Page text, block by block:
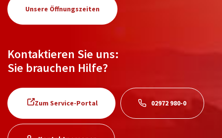
Unsere Öffnungszeiten
Kontaktieren Sie uns:
Sie brauchen Hilfe?
Zum Service-Portal 02972 980-0